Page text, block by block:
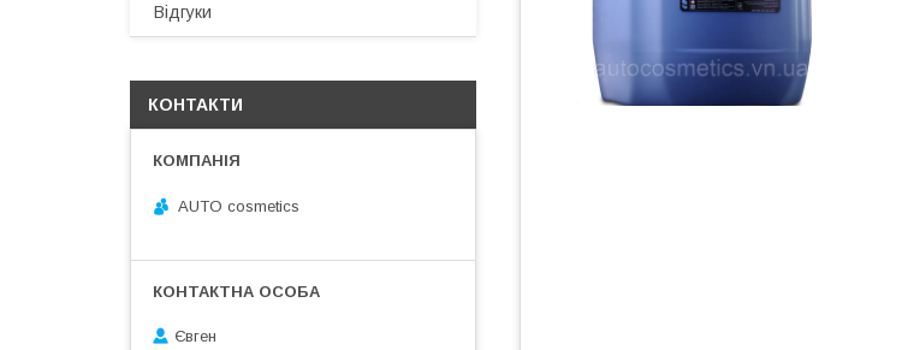
Відгуки
КОНТАКТИ
AUTO cosmetics
Євген